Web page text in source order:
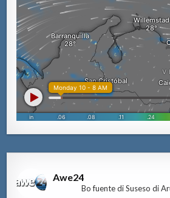
Awe24
Bo fuente di Suseso di